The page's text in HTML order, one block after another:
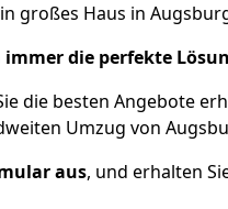
großes Haus in
die perfekte
die besten Angebote
Umzug von
aus, und erhalten